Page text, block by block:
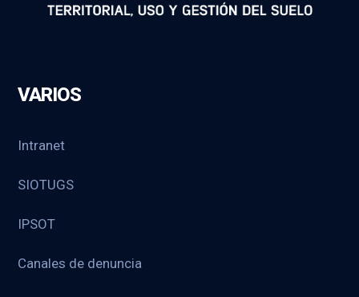
VARIOS
Intranet
SIOTUGS
IPSOT
Canales de denuncia